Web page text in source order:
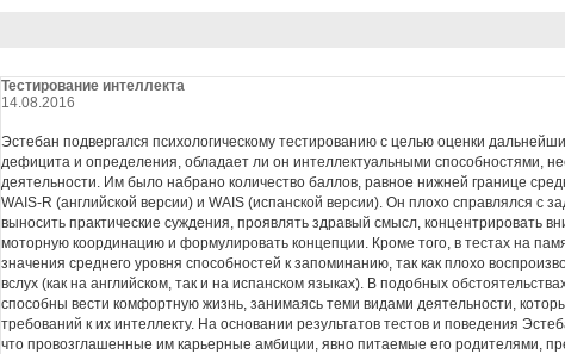
Тестирование интеллекта
14.08.2016
Эстебан подвергался психологическому тестированию с целью оценки
дефицита и определения, обладает ли он интеллектуальными способностями,
деятельности. Им было набрано количество баллов, равное нижней границе
WAIS-R (английской версии) и WAIS (испанской версии). Он плохо справлялся с
выносить практические суждения, проявлять здравый смысл, концентрировать
моторную координацию и формулировать концепции. Кроме того, в тестах на
значения среднего уровня способностей к запоминанию, так как плохо
вслух (как на английском, так и на испанском языках). В подобных
способны вести комфортную жизнь, занимаясь теми видами деятельности,
требований к их интеллекту. На основании результатов тестов и поведения
что провозглашенные им карьерные амбиции, явно питаемые его родителями,